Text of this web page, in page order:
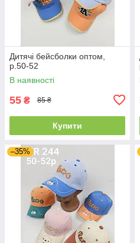
Дитячі бейсболки оптом,
р.50-52
В наявності
55 ₴ 85 ₴
Купити
–35%